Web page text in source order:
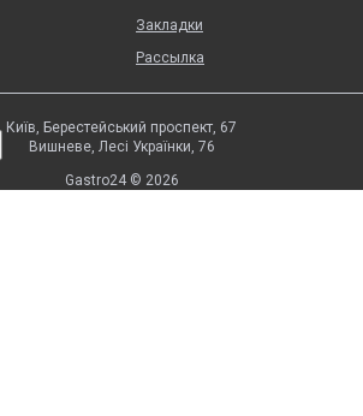
Закладки
Рассылка
Київ, Берестейський проспект, 67
Вишневе, Лесі Українки, 76
Gastro24 © 2026